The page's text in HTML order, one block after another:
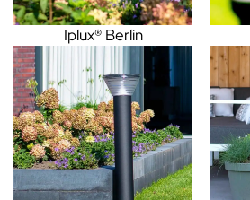
Iplux® Berlin